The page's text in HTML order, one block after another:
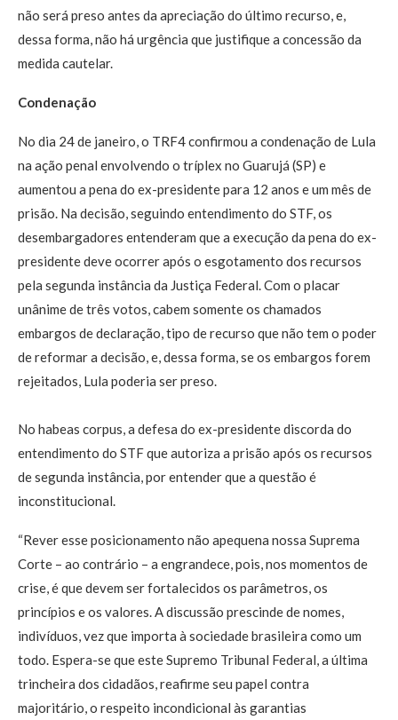
não será preso antes da apreciação do último recurso, e,
dessa forma, não há urgência que justifique a concessão da
medida cautelar.
Condenação
No dia 24 de janeiro, o TRF4 confirmou a condenação de Lula
na ação penal envolvendo o tríplex no Guarujá (SP) e
aumentou a pena do ex-presidente para 12 anos e um mês de
prisão. Na decisão, seguindo entendimento do STF, os
desembargadores entenderam que a execução da pena do ex-
presidente deve ocorrer após o esgotamento dos recursos
pela segunda instância da Justiça Federal. Com o placar
unânime de três votos, cabem somente os chamados
embargos de declaração, tipo de recurso que não tem o poder
de reformar a decisão, e, dessa forma, se os embargos forem
rejeitados, Lula poderia ser preso.
No habeas corpus, a defesa do ex-presidente discorda do
entendimento do STF que autoriza a prisão após os recursos
de segunda instância, por entender que a questão é
inconstitucional.
“Rever esse posicionamento não apequena nossa Suprema
Corte – ao contrário – a engrandece, pois, nos momentos de
crise, é que devem ser fortalecidos os parâmetros, os
princípios e os valores. A discussão prescinde de nomes,
indivíduos, vez que importa à sociedade brasileira como um
todo. Espera-se que este Supremo Tribunal Federal, a última
trincheira dos cidadãos, reafirme seu papel contra
majoritário, o respeito incondicional às garantias